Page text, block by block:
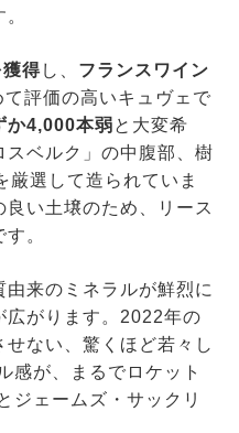
獲得し、 フランスワイン
評価の高いキュヴェで
か4,000本弱と大変希
スベルク」の中腹部、樹
厳選して造られていま
い土壌のため、リース
。
来のミネラルが鮮烈に
広がります。2022年の
ない、驚くほど若々し
感が、まるでロケット
ジェームズ・サックリ